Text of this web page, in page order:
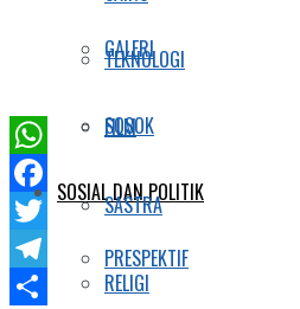
TEKNOLOGI
SOSOK
SOSIAL DAN POLITIK
PRESPEKTIF
GALERI
FILM
SASTRA
RELIGI
WhatsApp
Facebook
Twitter
Telegram